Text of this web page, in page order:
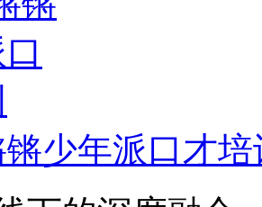
少年派口才培